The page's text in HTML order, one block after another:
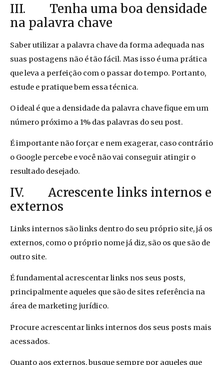
III. Tenha uma boa densidade
na palavra chave
Saber utilizar a palavra chave da forma adequada nas
suas postagens não é tão fácil. Mas isso é uma prática
que leva a perfeição com o passar do tempo. Portanto,
estude e pratique bem essa técnica.
O ideal é que a densidade da palavra chave fique em um
número próximo a 1% das palavras do seu post.
É importante não forçar e nem exagerar, caso contrário
o Google percebe e você não vai conseguir atingir o
resultado desejado.
IV. Acrescente links internos e
externos
Links internos são links dentro do seu próprio site, já os
externos, como o próprio nome já diz, são os que são de
outro site.
É fundamental acrescentar links nos seus posts,
principalmente aqueles que são de sites referência na
área de marketing jurídico.
Procure acrescentar links internos dos seus posts mais
acessados.
Quanto aos externos, busque sempre por aqueles que